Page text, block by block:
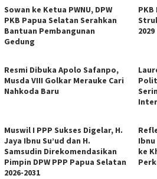
Sowan ke Ketua PWNU, DPW
PKB Papua Selatan Serahkan
Bantuan Pembangunan
Gedung
2029
Resmi Dibuka Apolo Safanpo,
Musda VIII Golkar Merauke Cari
Nahkoda Baru
Muswil I PPP Sukses Digelar, H.
Jaya Ibnu Su’ud dan H.
Samsudin Direkomendasikan
Pimpin DPW PPP Papua Selatan
2026-2031
Ibnu
ke